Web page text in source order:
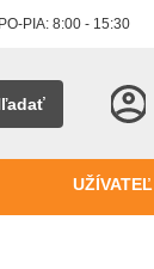
PIA: 8:00 - 15:30
UŽÍVATEĽ